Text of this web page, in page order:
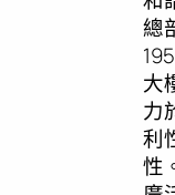
總
大
力
利
性